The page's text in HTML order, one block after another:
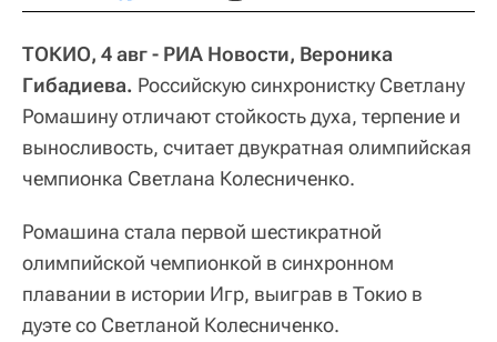
ТОКИО, 4 авг - РИА Новости, Вероника
Гибадиева. Российскую синхронистку Светлану
Ромашину отличают стойкость духа, терпение и
выносливость, считает двукратная олимпийская
чемпионка Светлана Колесниченко.
Ромашина стала первой шестикратной
олимпийской чемпионкой в синхронном
плавании в истории Игр, выиграв в Токио в
дуэте со Светланой Колесниченко.